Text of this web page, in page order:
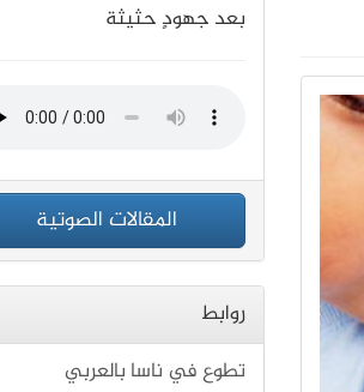
بعد جهودٍ حثيثة
المقالات الصوتية
روابط
تطوع في ناسا بالعربي